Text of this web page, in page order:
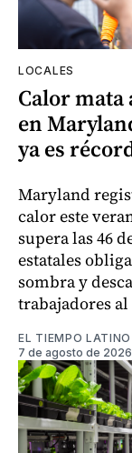
LOCALES
Calor mata
en
ya es
Maryland
calor este
supera las 46
estatales
sombra y
trabajadores
EL TIEMPO
7 de agosto de 2026